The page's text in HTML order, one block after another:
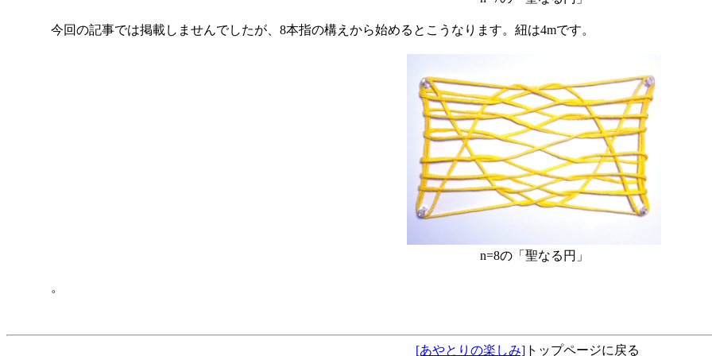
今回の記事では掲載しませんでしたが、8本指の構えから始めるとこうなります。紐は4mです。
n=8の「聖なる円」
。
[あやとりの楽しみ] トップページに戻る